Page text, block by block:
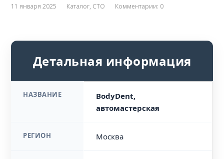
11 января 2025 Каталог, СТО Комментарии: 0
Детальная информация
НАЗВАНИЕ
BodyDent,
автомастерская
РЕГИОН Москва